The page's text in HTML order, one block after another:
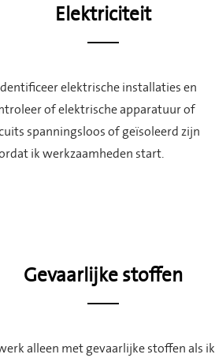
Elektriciteit
elektrische installaties en
of elektrische apparatuur of
spanningsloos of geïsoleerd zijn
ik werkzaamheden start.
Gevaarlijke stoffen
alleen met gevaarlijke stoffen als ik